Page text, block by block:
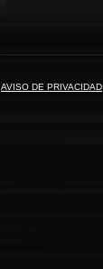
AVISO DE PRIVACIDAD